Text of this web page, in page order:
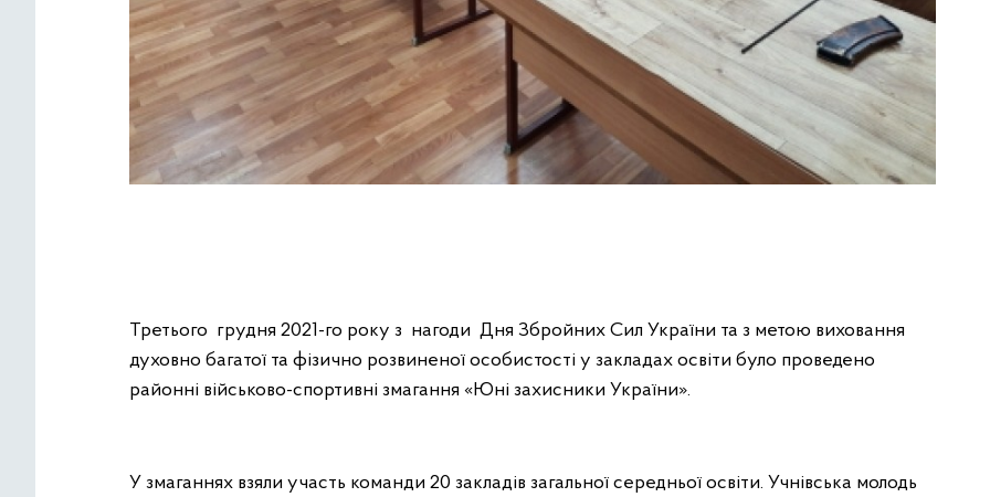
Третього грудня 2021-го року з нагоди Дня Збройних Сил України та з метою виховання
духовно багатої та фізично розвиненої особистості у закладах освіти було проведено
районні військово-спортивні змагання «Юні захисники України».
У змаганнях взяли участь команди 20 закладів загальної середньої освіти. Учнівська молодь